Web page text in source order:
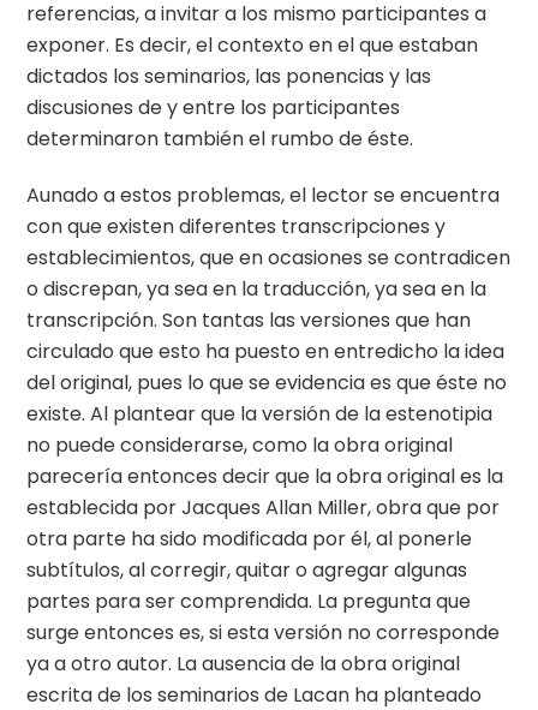
referencias, a invitar a los mismo participantes a
exponer. Es decir, el contexto en el que estaban
dictados los seminarios, las ponencias y las
discusiones de y entre los participantes
determinaron también el rumbo de éste.
Aunado a estos problemas, el lector se encuentra
con que existen diferentes transcripciones y
establecimientos, que en ocasiones se contradicen
o discrepan, ya sea en la traducción, ya sea en la
transcripción. Son tantas las versiones que han
circulado que esto ha puesto en entredicho la idea
del original, pues lo que se evidencia es que éste no
existe. Al plantear que la versión de la estenotipia
no puede considerarse, como la obra original
parecería entonces decir que la obra original es la
establecida por Jacques Allan Miller, obra que por
otra parte ha sido modificada por él, al ponerle
subtítulos, al corregir, quitar o agregar algunas
partes para ser comprendida. La pregunta que
surge entonces es, si esta versión no corresponde
ya a otro autor. La ausencia de la obra original
escrita de los seminarios de Lacan ha planteado